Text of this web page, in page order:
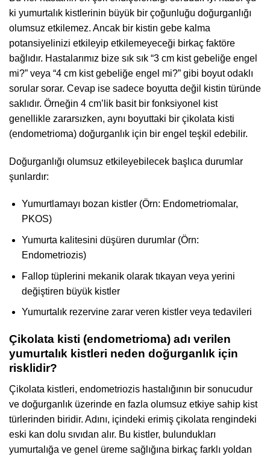
ki yumurtalık kistlerinin büyük bir çoğunluğu doğurganlığı
olumsuz etkilemez. Ancak bir kistin gebe kalma
potansiyelinizi etkileyip etkilemeyeceği birkaç faktöre
bağlıdır. Hastalarımız bize sık sık “3 cm kist gebeliğe engel
mi?” veya “4 cm kist gebeliğe engel mi?” gibi boyut odaklı
sorular sorar. Cevap ise sadece boyutta değil kistin türünde
saklıdır. Örneğin 4 cm’lik basit bir fonksiyonel kist
genellikle zararsızken, aynı boyuttaki bir çikolata kisti
(endometrioma) doğurganlık için bir engel teşkil edebilir.
Doğurganlığı olumsuz etkileyebilecek başlıca durumlar
şunlardır:
Yumurtlamayı bozan kistler (Örn: Endometriomalar,
PKOS)
Yumurta kalitesini düşüren durumlar (Örn:
Endometriozis)
Fallop tüplerini mekanik olarak tıkayan veya yerini
değiştiren büyük kistler
Yumurtalık rezervine zarar veren kistler veya tedavileri
Çikolata kisti (endometrioma) adı verilen
yumurtalık kistleri neden doğurganlık için
risklidir?
Çikolata kistleri, endometriozis hastalığının bir sonucudur
ve doğurganlık üzerinde en fazla olumsuz etkiye sahip kist
türlerinden biridir. Adını, içindeki erimiş çikolata rengindeki
eski kan dolu sıvıdan alır. Bu kistler, bulundukları
yumurtalığa ve genel üreme sağlığına birkaç farklı yoldan